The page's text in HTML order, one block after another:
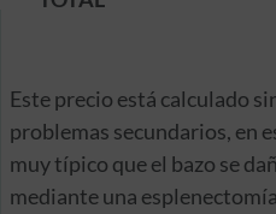
Este precio está calculado
problemas secundarios, en
muy típico que el bazo se
mediante una